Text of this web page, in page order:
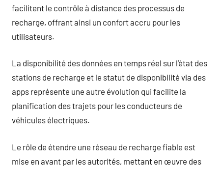
facilitent le contrôle à distance des processus de
recharge, offrant ainsi un confort accru pour les
utilisateurs.
La disponibilité des données en temps réel sur l’état des
stations de recharge et le statut de disponibilité via des
apps représente une autre évolution qui facilite la
planification des trajets pour les conducteurs de
véhicules électriques.
Le rôle de étendre une réseau de recharge fiable est
mise en avant par les autorités, mettant en œuvre des